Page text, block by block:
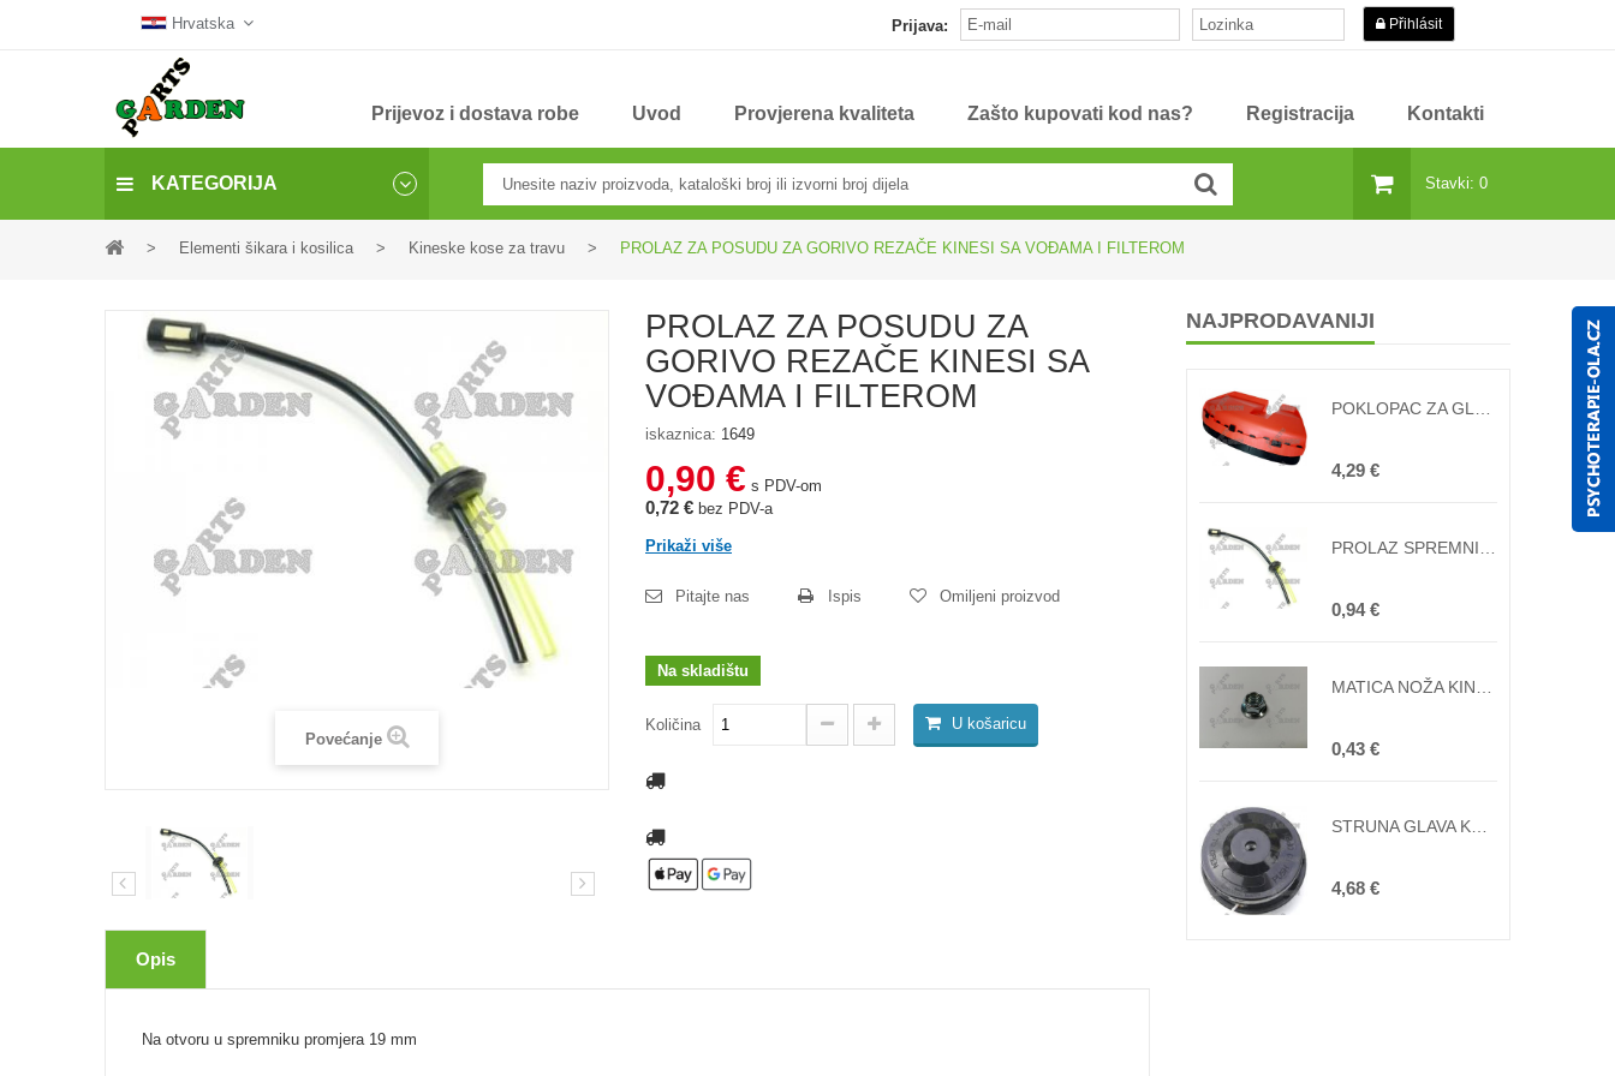
Hrvatska Prijava: Přihlásit
Prijevoz i dostava robe Uvod Provjerena kvaliteta Zašto kupovati kod nas? Registracija Kontakti
KATEGORIJA Stavki: 0
> Elementi šikara i kosilica > Kineske kose za travu > PROLAZ ZA POSUDU ZA GORIVO REZAČE KINESI SA VOĐAMA I FILTEROM
Povećanje
PROLAZ ZA POSUDU ZA
GORIVO REZAČE KINESI SA
VOĐAMA I FILTEROM
iskaznica: 1649
0,90 € s PDV-om
0,72 € bez PDV-a
Prikaži više
Pitajte nas Ispis Omiljeni proizvod
Na skladištu
Količina U košaricu
Opis
Na otvoru u spremniku promjera 19 mm
NAJPRODAVANIJI
4,29 €
0,94 €
0,43 €
4,68 €